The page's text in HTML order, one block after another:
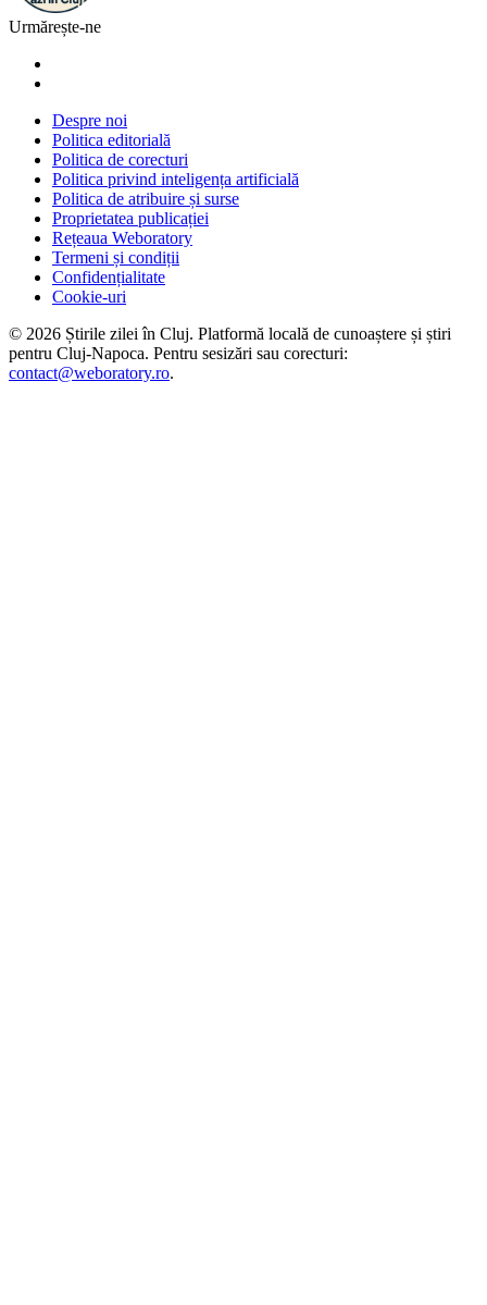
Urmărește-ne
Despre noi
Politica editorială
Politica de corecturi
Politica privind inteligența artificială
Politica de atribuire și surse
Proprietatea publicației
Rețeaua Weboratory
Termeni și condiții
Confidențialitate
Cookie-uri
© 2026 Știrile zilei în Cluj. Platformă locală de cunoaștere și știri
pentru Cluj-Napoca. Pentru sesizări sau corecturi:
contact@weboratory.ro.